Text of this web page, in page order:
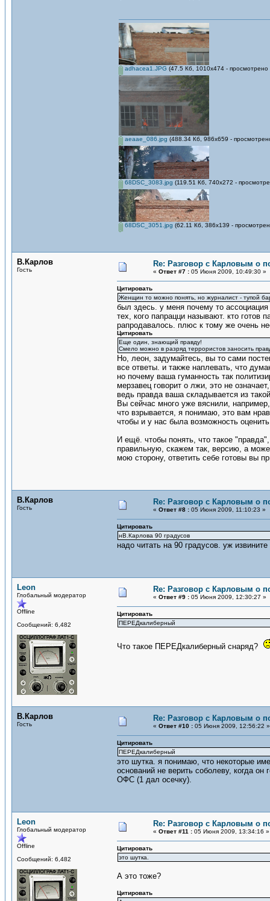
adhacea1.JPG (47.5 Кб, 1010x474 - просмотрено
aeaae_086.jpg (488.34 Кб, 986x659 -
68DSC_3083.jpg (119.51 Кб, 740x272 -
68DSC_3051.jpg (62.11 Кб, 386x139 -
В.Карлов
Гость
Re: Разговор с Карловым о
« Ответ #7 : 05 Июня 2009, 10:49:30 »
Цитировать
Женщин то можно понять, но журналист - тупой
был здесь. у меня почему то
тех, кого папрацци называют. кто
рапродавалось. плюс к тому же очень
Цитировать
Еще один, знающий правду!
Смело можно в разряд террористов заносить
Но, леон, задумайтесь, вы то сами
все ответы. и также наплевать, что
но почему ваша гуманность так
мерзавец говорит о лжи, это не
ведь правда ваша складывается из
Вы сейчас много уже вяснили,
что взрывается, я понимаю, это вам
чтобы и у нас была возможность
И ещё. чтобы понять, что такое
правильную, скажем так, версию, а
мою сторону, ответить себе готовы вы
В.Карлов
Гость
Re: Разговор с Карловым о
« Ответ #8 : 05 Июня 2009, 11:10:23 »
Цитировать
нВ.Карлова 90 градусов
надо читать на 90 градусов. уж
Leon
Глобальный модератор
Offline
Сообщений: 6,482
Re: Разговор с Карловым о
« Ответ #9 : 05 Июня 2009, 12:30:27 »
Цитировать
ПЕРЕДкалиберный
Что такое ПЕРЕДкалиберный снаряд?
В.Карлов
Гость
Re: Разговор с Карловым о
« Ответ #10 : 05 Июня 2009, 12:56:22 »
Цитировать
ПЕРЕДкалиберный
это шутка. я понимаю, что некоторые
оснований не верить соболеву, когда
ОФС (1 дал осечку).
Leon
Глобальный модератор
Offline
Сообщений: 6,482
Re: Разговор с Карловым о
« Ответ #11 : 05 Июня 2009, 13:34:16 »
Цитировать
это шутка.
А это тоже?
Цитировать